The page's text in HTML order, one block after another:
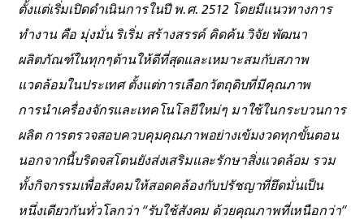
ตั้งแต่เริ่มเปิดดำเนินการในปี พ.ศ. 2512 โดยมีแนวทางการ
ทำงาน คือ มุ่งมั่น ริเริ่ม สร้างสรรค์ คิดค้น วิจัย พัฒนา
ผลิตภัณฑ์ในทุกๆด้านให้ดีที่สุดและเหมาะสมกับสภาพ
แวดล้อมในประเทศ ตั้งแต่การเลือกวัตถุดิบที่มีคุณภาพ
การนำเครื่องจักรและเทคโนโลยีใหม่ๆ มาใช้ในกระบวนการ
ผลิต การตรวจสอบควบคุมคุณภาพอย่างเข้มงวดทุกขั้นตอน
นอกจากนี้บริดจสโตนยังส่งเสริมและรักษาสิ่งแวดล้อม รวม
ทั้งกิจกรรมเพื่อสังคมให้สอดคล้องกับปรัชญาที่ยึดมั่นเป็น
หนึ่งเดียวกันทั่วโลกว่า “รับใช้สังคม ด้วยคุณภาพที่เหนือกว่า”